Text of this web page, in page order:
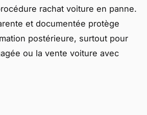
rachat voiture en panne.
et documentée protège
postérieure, surtout pour
ou la vente voiture avec